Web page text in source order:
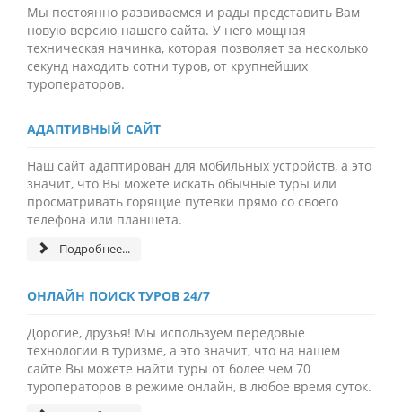
Мы постоянно развиваемся и рады представить Вам
новую версию нашего сайта. У него мощная
техническая начинка, которая позволяет за несколько
секунд находить сотни туров, от крупнейших
туроператоров.
АДАПТИВНЫЙ САЙТ
Наш сайт адаптирован для мобильных устройств, а это
значит, что Вы можете искать обычные туры или
просматривать горящие путевки прямо со своего
телефона или планшета.
Подробнее...
ОНЛАЙН ПОИСК ТУРОВ 24/7
Дорогие, друзья! Мы используем передовые
технологии в туризме, а это значит, что на нашем
сайте Вы можете найти туры от более чем 70
туроператоров в режиме онлайн, в любое время суток.